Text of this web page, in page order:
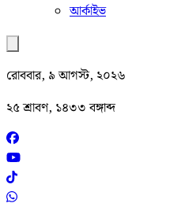
আর্কাইভ
রোববার, ৯ আগস্ট, ২০২৬
২৫ শ্রাবণ, ১৪৩৩ বঙ্গাব্দ